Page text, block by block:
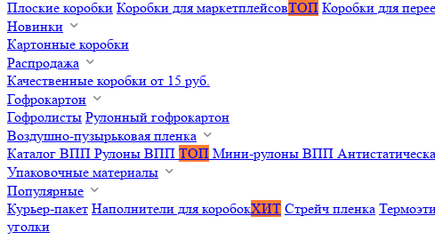
Плоские коробки Коробки для маркетплейсовТОП Коробки для
Новинки
Картонные коробки
Распродажа
Качественные коробки от 15 руб.
Гофрокартон
Гофролисты Рулонный гофрокартон
Воздушно-пузырьковая пленка
Каталог ВПП Рулоны ВПП ТОП Мини-рулоны ВПП
Упаковочные материалы
Популярные
Курьер-пакет Наполнители для коробокХИТ Стрейч пленка
уголки